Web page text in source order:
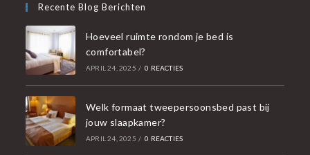
Recente Blog Berichten
Hoeveel ruimte rondom je bed is
comfortabel?
APRIL 24, 2025 / 0 REACTIES
Welk formaat tweepersoonsbed past bij
jouw slaapkamer?
APRIL 24, 2025 / 0 REACTIES